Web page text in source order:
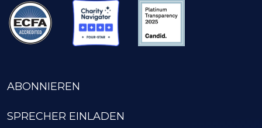
ABONNIEREN
SPRECHER EINLADEN